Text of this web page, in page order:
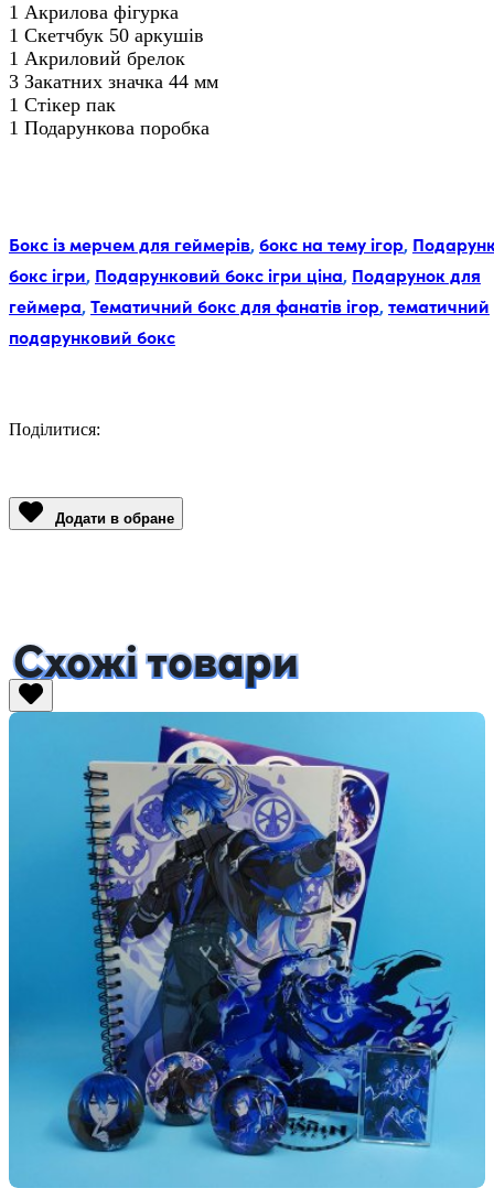
1 Акрилова фігурка
1 Скетчбук 50 аркушів
1 Акриловий брелок
3 Закатних значка 44 мм
1 Стікер пак
1 Подарункова поробка
Бокс із мерчем для геймерів,бокс на тему ігор,
бокс ігри, Подарунковий бокс ігри ціна, Подарунок для
геймера,Тематичний бокс для фанатів ігор,тематичний
подарунковий бокс
Поділитися:
Додати в обране
Схожі товари